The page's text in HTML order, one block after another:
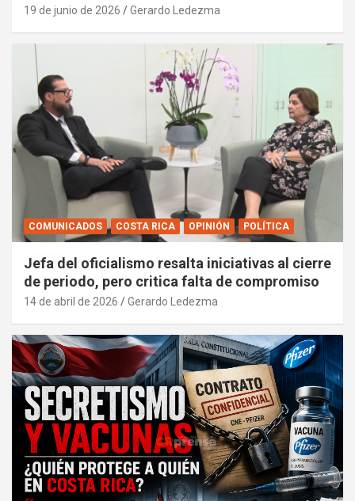
19 de junio de 2026 Gerardo Ledezma
COMUNICADOS COSTA RICA OPINIÓN POLÍTICA
Jefa del oficialismo resalta iniciativas al cierre
de periodo, pero critica falta de compromiso
14 de abril de 2026 Gerardo Ledezma